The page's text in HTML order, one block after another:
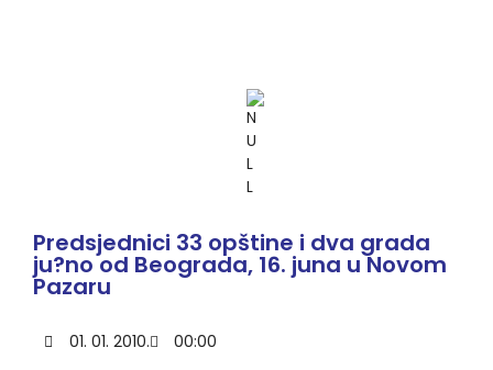
Predsjednici 33 opštine i dva grada
ju?no od Beograda, 16. juna u Novom
Pazaru
01. 01. 2010. 00:00